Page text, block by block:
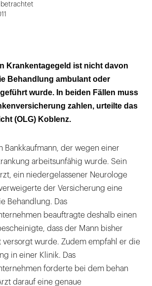
betrachtet
Krankentagegeld ist nicht davon
Behandlung ambulant oder
wurde. In beiden Fällen muss
zahlen, urteilte das
(OLG) Koblenz.
Bankkaufmann, der wegen einer
arbeitsunfähig wurde. Sein
ein niedergelassener Neurologe
der Versicherung eine
Behandlung. Das
beauftragte deshalb einen
dass der Mann bisher
versorgt wurde. Zudem empfahl er die
in einer Klinik. Das
forderte bei dem behan
darauf eine genaue